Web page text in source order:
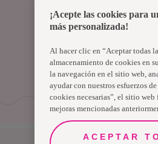
¡Acepte las cookies para
más personalizada!
Al hacer clic en “Aceptar todas
almacenamiento de cookies en
la navegación en el sitio web,
ayudar con nuestros esfuerzos
cookies necesarias”, el sitio
mejoras mencionadas
ACEPTAR